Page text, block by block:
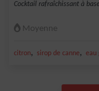
Cocktail rafraîchissant à
Moyenne
citron, sirop de canne, eau